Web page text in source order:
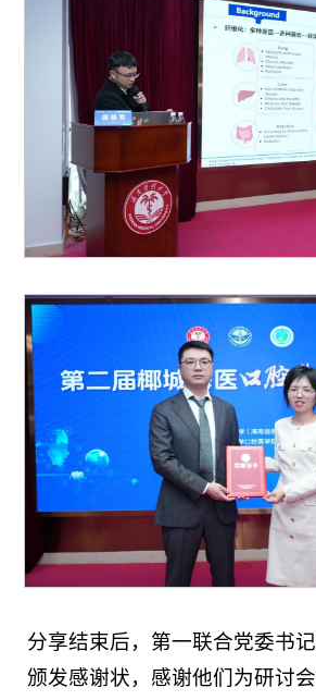
分享结束后，第一联合党委书
颁发感谢状，感谢他们为研讨